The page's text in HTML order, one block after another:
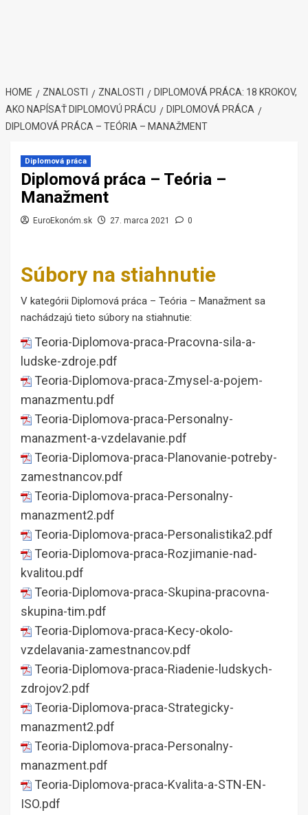
HOME ZNALOSTI ZNALOSTI
DIPLOMOVÁ PRÁCA: 18 KROKOV,
AKO NAPÍSAŤ DIPLOMOVÚ PRÁCU
DIPLOMOVÁ PRÁCA
DIPLOMOVÁ PRÁCA – TEÓRIA – MANAŽMENT
Diplomová práca
Diplomová práca – Teória –
Manažment
EuroEkonóm.sk 27. marca 2021 0
Súbory na stiahnutie
V kategórii Diplomová práca – Teória – Manažment sa
nachádzajú tieto súbory na stiahnutie:
Teoria-Diplomova-praca-Pracovna-sila-a-
ludske-zdroje.pdf
Teoria-Diplomova-praca-Zmysel-a-pojem-
manazmentu.pdf
Teoria-Diplomova-praca-Personalny-
manazment-a-vzdelavanie.pdf
Teoria-Diplomova-praca-Planovanie-potreby-
zamestnancov.pdf
Teoria-Diplomova-praca-Personalny-
manazment2.pdf
Teoria-Diplomova-praca-Personalistika2.pdf
Teoria-Diplomova-praca-Rozjimanie-nad-
kvalitou.pdf
Teoria-Diplomova-praca-Skupina-pracovna-
skupina-tim.pdf
Teoria-Diplomova-praca-Kecy-okolo-
vzdelavania-zamestnancov.pdf
Teoria-Diplomova-praca-Riadenie-ludskych-
zdrojov2.pdf
Teoria-Diplomova-praca-Strategicky-
manazment2.pdf
Teoria-Diplomova-praca-Personalny-
manazment.pdf
Teoria-Diplomova-praca-Kvalita-a-STN-EN-
ISO.pdf